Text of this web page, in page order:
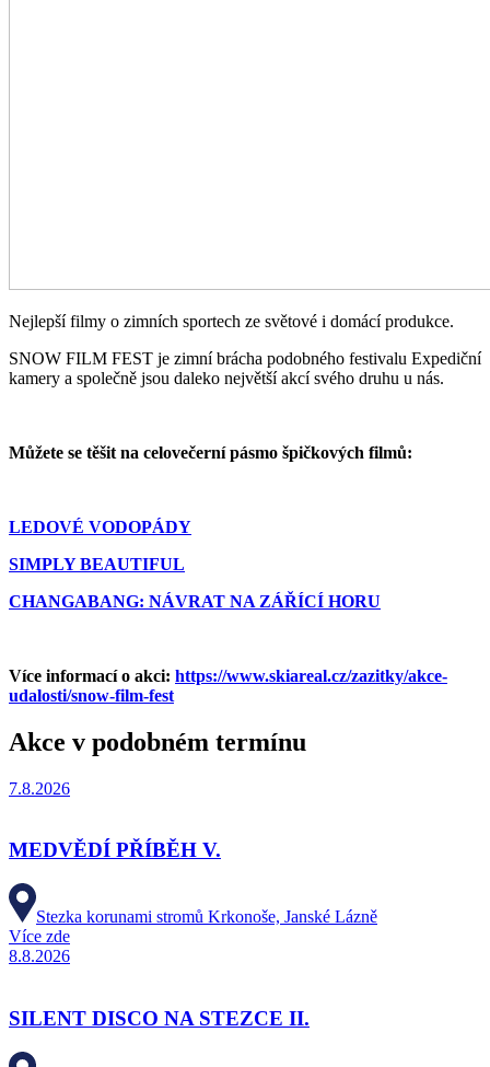
Nejlepší filmy o zimních sportech ze světové i domácí produkce.
SNOW FILM FEST je zimní brácha podobného festivalu Expediční
kamery a společně jsou daleko největší akcí svého druhu u nás.
Můžete se těšit na celovečerní pásmo špičkových filmů:
LEDOVÉ VODOPÁDY
SIMPLY BEAUTIFUL
CHANGABANG: NÁVRAT NA ZÁŘÍCÍ HORU
Více informací o akci: https://www.skiareal.cz/zazitky/akce-
udalosti/snow-film-fest
Akce v podobném termínu
7.8.2026
MEDVĚDÍ PŘÍBĚH V.
Stezka korunami stromů Krkonoše, Janské Lázně
Více zde
8.8.2026
SILENT DISCO NA STEZCE II.